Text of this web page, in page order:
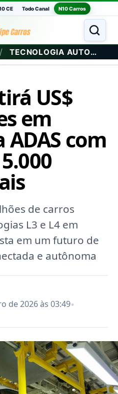
CE Todo Canal N10 Carros
/ TECNOLOGIA AUTOMOTIVA
US$
em
com
de carros
L3 e L4 em
em um futuro de
e autônoma
de 2026 às 03:49•